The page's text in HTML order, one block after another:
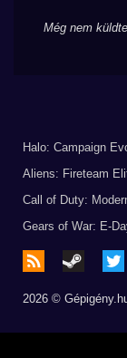
Még nem
Halo: Campaign
Aliens: Fireteam
Call of Duty:
Gears of War: E-
2026 ©